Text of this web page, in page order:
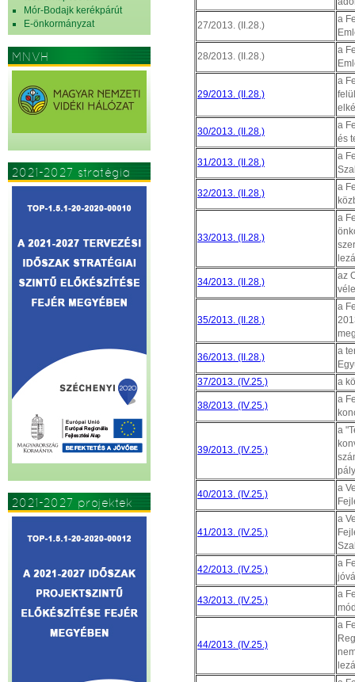
Mór-Bodajk kerékpárút
E-önkormányzat
MNVH
2021-2027 stratégia
2021-2027 projektek
27/2013. (II.28.)
a
28/2013. (II.28.)
a
29/2013. (II.28.)
a
30/2013. (II.28.)
a
és
31/2013. (II.28.)
a
32/2013. (II.28.)
a
33/2013. (II.28.)
a
34/2013. (II.28.)
az
35/2013. (II.28.)
a
36/2013. (II.28.)
a
37/2013. (IV.25.)
a
38/2013. (IV.25.)
a
39/2013. (IV.25.)
a
40/2013. (IV.25.)
a
41/2013. (IV.25.)
a
42/2013. (IV.25.)
a
43/2013. (IV.25.)
a
44/2013. (IV.25.)
a